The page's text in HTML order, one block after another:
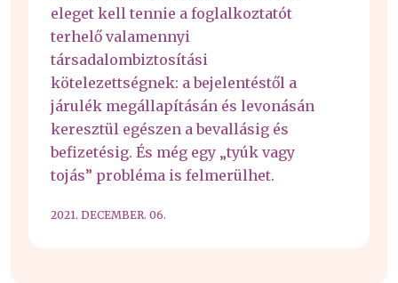
eleget kell tennie a foglalkoztatót
terhelő valamennyi
társadalombiztosítási
kötelezettségnek: a bejelentéstől a
járulék megállapításán és levonásán
keresztül egészen a bevallásig és
befizetésig. És még egy „tyúk vagy
tojás” probléma is felmerülhet.
2021. DECEMBER. 06.